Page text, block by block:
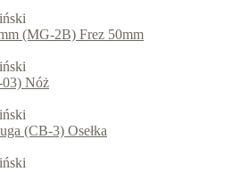
(MG-2B) Frez 50mm
Nóż
(CB-3) Osełka